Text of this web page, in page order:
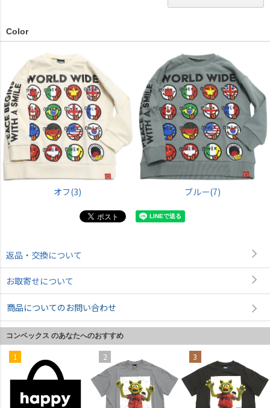
Color
オフ(3) ブルー(7)
返品・交換について
お取寄せについて
商品についてのお問い合わせ
コンベックス のあなたへのおすすめ
1 2 3